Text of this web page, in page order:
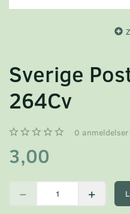
Sverige
264Cv
0 anmeldelser
3,00